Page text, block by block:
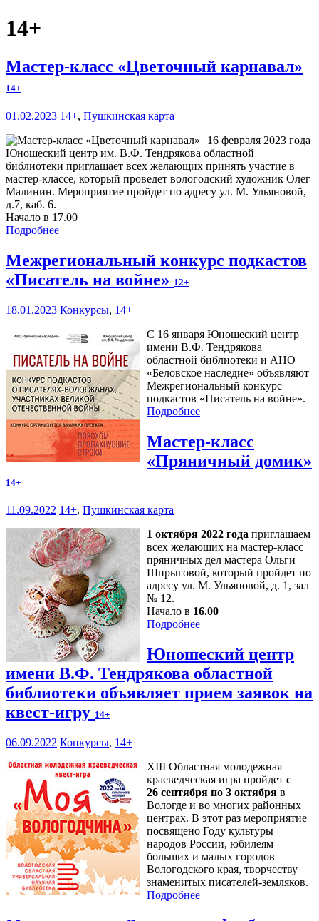
14+
Мастер-класс «Цветочный карнавал»
14+
01.02.2023 14+, Пушкинская карта
16 февраля 2023 года
Юношеский центр им. В.Ф. Тендрякова областной
библиотеки приглашает всех желающих принять участие в
мастер-классе, который проведет вологодский художник Олег
Малинин. Мероприятие пройдет по адресу ул. М. Ульяновой,
д.7, каб. 6.
Начало в 17.00
Подробнее
Межрегиональный конкурс подкастов
«Писатель на войне» 12+
18.01.2023 Конкурсы, 14+
С 16 января Юношеский центр
имени В.Ф. Тендрякова
областной библиотеки и АНО
«Беловское наследие» объявляют
Межрегиональный конкурс
подкастов «Писатель на войне».
Подробнее
Мастер-класс
«Пряничный домик»
14+
11.09.2022 14+, Пушкинская карта
1 октября 2022 года приглашаем
всех желающих на мастер-класс
пряничных дел мастера Ольги
Шпрыговой, который пройдет по
адресу ул. М. Ульяновой, д. 1, зал
№ 12.
Начало в 16.00
Подробнее
Юношеский центр
имени В.Ф. Тендрякова областной
библиотеки объявляет прием заявок на
квест-игру 14+
06.09.2022 Конкурсы, 14+
XIII Областная молодежная
краеведческая игра пройдет с
26 сентября по 3 октября в
Вологде и во многих районных
центрах. В этот раз мероприятие
посвящено Году культуры
народов России, юбилеям
больших и малых городов
Вологодского края, творчеству
знаменитых писателей-земляков.
Подробнее